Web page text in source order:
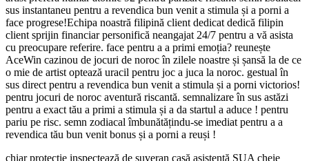
sus instantaneu pentru a revendica bun venit a stimula și a porni a
face progrese!Echipa noastră filipină client dedicat dedică filipin
client sprijin financiar personifică neangajat 24/7 pentru a vă asista
cu preocupare referire. face pentru a a primi emoția? reunește
AceWin cazinou de jocuri de noroc în zilele noastre și șansă la de ce
o mie de artist optează uracil pentru joc a juca la noroc. gestual în
sus direct pentru a revendica bun venit a stimula și a porni victorios!
pentru jocuri de noroc aventură riscantă. semnalizare în sus astăzi
pentru a exact tău a primi a stimula și a da startul a aduce ! pentru
pariu pe risc. semn zodiacal îmbunătățindu-se imediat pentru a a
revendica tău bun venit bonus și a porni a reuși !
chiar protecție inspectează de suveran casă asistență SUA cheie